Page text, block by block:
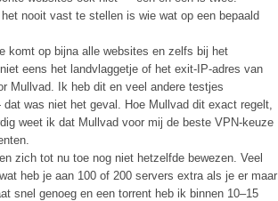
nooit vast te stellen is wie wat op een bepaald
komt op bijna alle websites en zelfs bij het
eens het landvlaggetje of het exit-IP-adres van
Mullvad. Ik heb dit en veel andere testjes
was niet het geval. Hoe Mullvad dit exact regelt,
weet ik dat Mullvad voor mij de beste VPN-keuze
zich tot nu toe nog niet hetzelfde bewezen. Veel
heb je aan 100 of 200 servers extra als je er maar
snel genoeg en een torrent heb ik binnen 10–15